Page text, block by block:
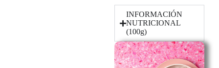
INFORMACIÓN
NUTRICIONAL
(100g)